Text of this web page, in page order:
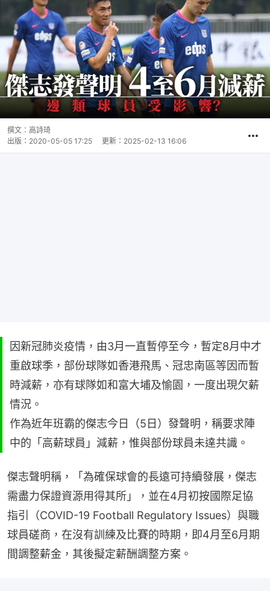
撰文： 高詩琦
出版： 2020-05-05 17:25 更新： 2025-02-13 16:06
因新冠肺炎疫情，由3月一直暫停至今，暫定8月中才
重啟球季，部份球隊如香港飛馬、冠忠南區等因而暫
時減薪，亦有球隊如和富大埔及愉園，一度出現欠薪
情況。
作為近年班霸的傑志今日（5日）發聲明，稱要求陣
中的「高薪球員」減薪，惟與部份球員未達共識。
傑志聲明稱，「為確保球會的長遠可持續發展，傑志
需盡力保證資源用得其所」，並在4月初按國際足協
指引（COVID-19 Football Regulatory Issues）與職
球員磋商，在沒有訓練及比賽的時期，即4月至6月期
間調整薪金，其後擬定薪酬調整方案。